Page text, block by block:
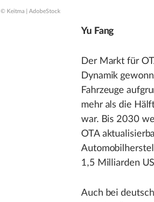
© Keitma | AdobeStock
Yu Fang
Der Markt für
Dynamik
Fahrzeuge
mehr als die
war. Bis 2030
OTA
1,5 Milliarden
Auch bei